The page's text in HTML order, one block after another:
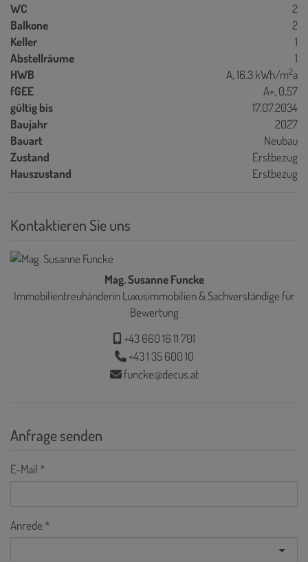
WC
2
Balkone
2
Keller
1
Abstellräume
1
HWB
A, 16.3 kWh/m2a
fGEE
A+, 0,57
gültig bis
17.07.2034
Baujahr
2027
Bauart
Neubau
Zustand
Erstbezug
Hauszustand
Erstbezug
Kontaktieren Sie uns
Mag. Susanne Funcke
Immobilientreuhänderin Luxusimmobilien & Sachverständige für
Bewertung
+43 660 16 11 701
+43 1 35 600 10
funcke@decus.at
Anfrage senden
E-Mail
Anrede